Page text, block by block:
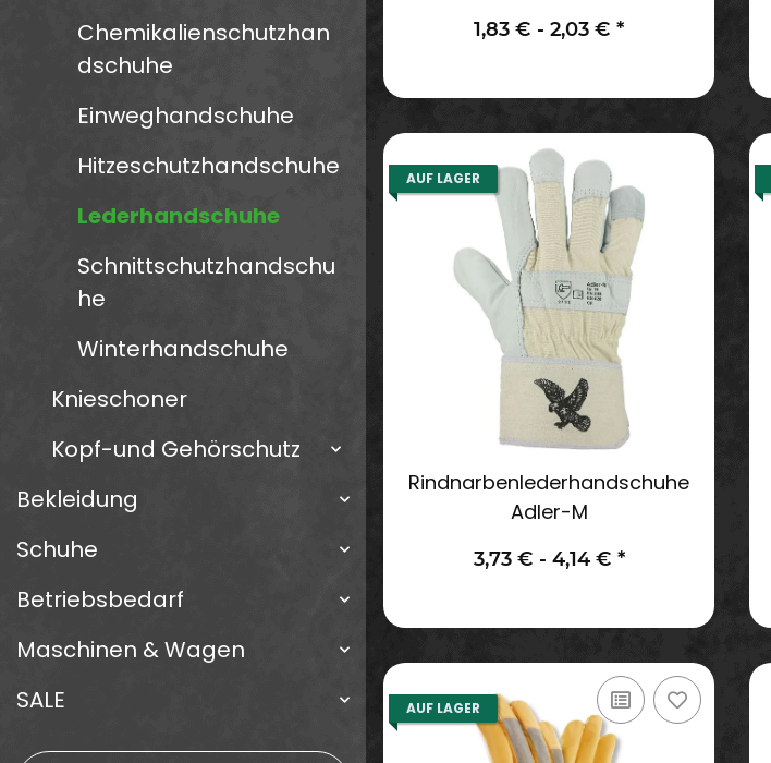
1,83 € - 2,03 € *
AUF LAGER
Rindnarbenlederhandschuhe
Adler-M
3,73 € - 4,14 € *
AUF LAGER
Chemikalienschutzhan
dschuhe
Einweghandschuhe
Hitzeschutzhandschuhe
Lederhandschuhe
Schnittschutzhandschu
he
Winterhandschuhe
Knieschoner
Kopf-und Gehörschutz
Bekleidung
Schuhe
Betriebsbedarf
Maschinen & Wagen
SALE